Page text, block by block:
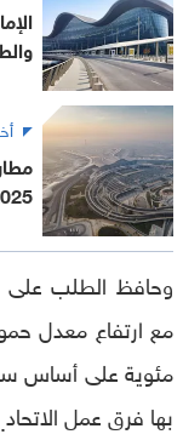
وحافظ الطلب على
مئوية على أساس
بها فرق عمل الاتحاد.